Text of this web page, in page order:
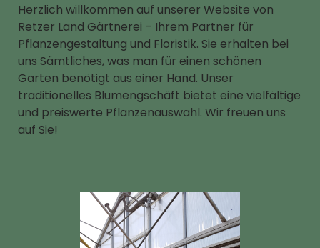
Herzlich willkommen auf unserer Website von
Retzer Land Gärtnerei – Ihrem Partner für
Pflanzengestaltung und Floristik. Sie erhalten bei
uns Sämtliches, was man für einen schönen
Garten benötigt aus einer Hand. Unser
traditionelles Blumengschäft bietet eine vielfältige
und preiswerte Pflanzenauswahl. Wir freuen uns
auf Sie!